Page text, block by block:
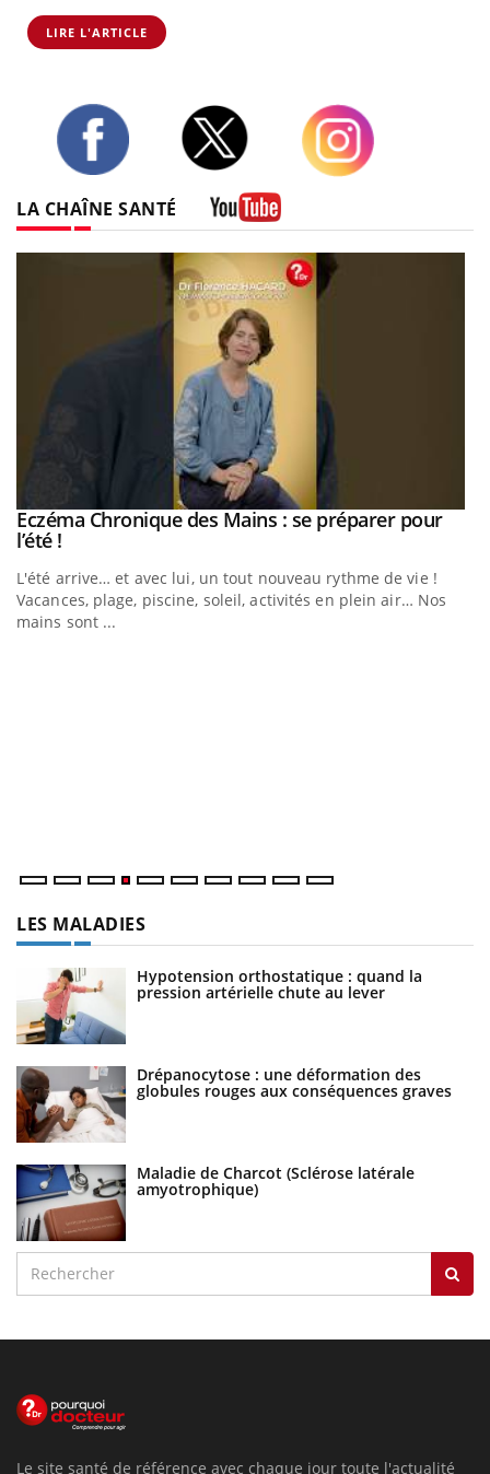
LIRE L'ARTICLE
LA CHAÎNE SANTÉ
Youtube
Eczéma Chronique des Mains : se préparer pour
l’été !Youtube
L'été arrive… et avec lui, un tout nouveau rythme de vie !
Vacances, plage, piscine, soleil, activités en plein air… Nos
mains sont ...
LES MALADIES
Hypotension orthostatique : quand la
pression artérielle chute au lever
Drépanocytose : une déformation des
globules rouges aux conséquences graves
Maladie de Charcot (Sclérose latérale
amyotrophique)
Le site santé de référence avec chaque jour toute l'actualité